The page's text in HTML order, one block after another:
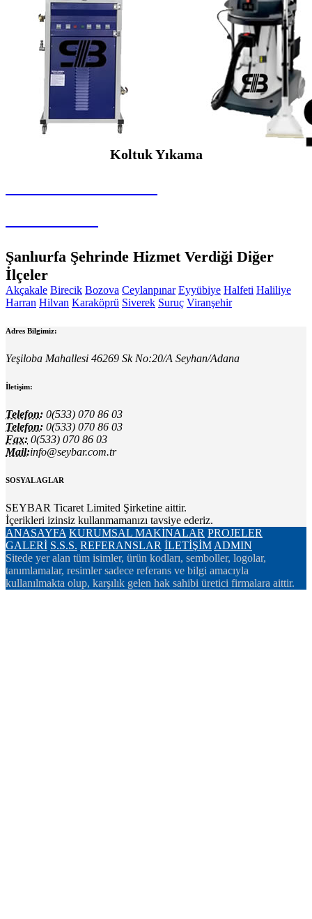
Koltuk Yıkama
Şanlıurfa Şehrinde Hizmet Verdiği Diğer
İlçeler
Akçakale Birecik Bozova Ceylanpınar Eyyübiye Halfeti Haliliye
Harran Hilvan Karaköprü Siverek Suruç Viranşehir
Adres Bilgimiz:
Yeşiloba Mahallesi 46269 Sk No:20/A Seyhan/Adana
İletişim:
Telefon: 0(533) 070 86 03
Telefon: 0(533) 070 86 03
Fax: 0(533) 070 86 03
Mail:info@seybar.com.tr
SOSYAL AGLAR
SEYBAR Ticaret Limited Şirketine aittir.
İçerikleri izinsiz kullanmamanızı tavsiye ederiz.
ANASAYFA KURUMSAL MAKİNALAR PROJELER
GALERİ S.S.S. REFERANSLAR İLETİŞİM ADMIN
Sitede yer alan tüm isimler, ürün kodları, semboller, logolar,
tanımlamalar, resimler sadece referans ve bilgi amacıyla
kullanılmakta olup, karşılık gelen hak sahibi üretici firmalara aittir.